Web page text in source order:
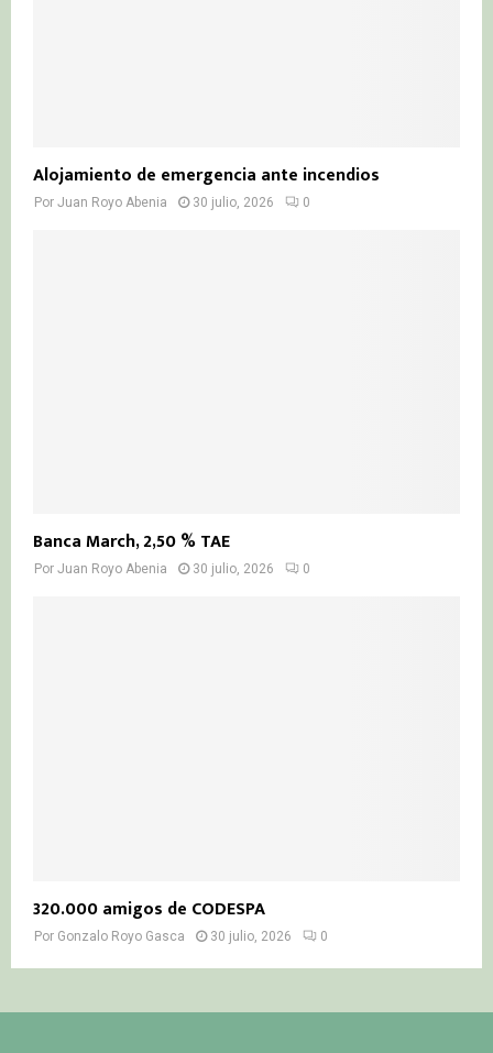
Alojamiento de emergencia ante incendios
Por Juan Royo Abenia 30 julio, 2026 0
Banca March, 2,50 % TAE
Por Juan Royo Abenia 30 julio, 2026 0
320.000 amigos de CODESPA
Por Gonzalo Royo Gasca 30 julio, 2026 0